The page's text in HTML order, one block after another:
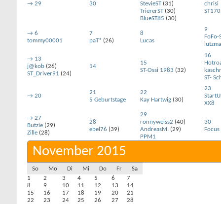
→ 29 30
StevieST(31)
TriererST(30)
BlueST85 (30)
chrisi
ST170
→ 6
tommy00001
7
paT* (26)
8
Lucas
9
FoFo-
→ 13
j@kob (26)
ST_Driver91 (24)
14
15
ST-Ossi 1983 (32)
16
ST-
→ 20
21
5 Geburtstage
22
Kay Hartwig (30)
23
XX8
→ 27
Butzie (29)
Zille (28)
28
ebel76 (39)
29
ronnyweiss2 (40)
AndreasM. (29)
PPM1
30
Focus
November 2015
So Mo Di Mi Do Fr
Sa
1
2 3 4 5 6
7
8
9 10 11 12 13
14
15
16 17 18 19 20
21
22
23 24 25 26 27
28